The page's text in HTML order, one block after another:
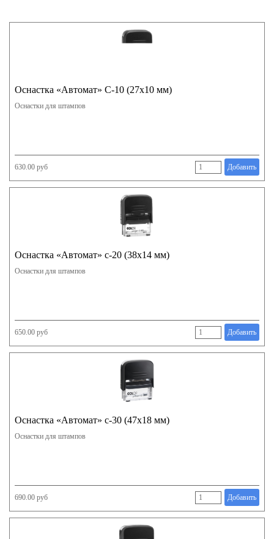
Оснастка «Автомат» С-10 (27х10 мм)
Оснастки для штампов
630.00 руб Добавить
Оснастка «Автомат» с-20 (38х14 мм)
Оснастки для штампов
650.00 руб Добавить
Оснастка «Автомат» с-30 (47х18 мм)
Оснастки для штампов
690.00 руб Добавить